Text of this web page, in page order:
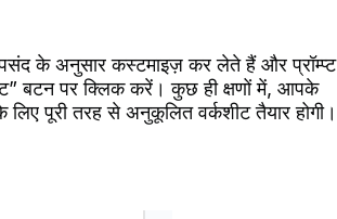
के अनुसार कस्टमाइज़ कर लेते हैं और प्रॉम्प्ट
बटन पर क्लिक करें। कुछ ही क्षणों में, आपके
पूरी तरह से अनुकूलित वर्कशीट तैयार होगी।